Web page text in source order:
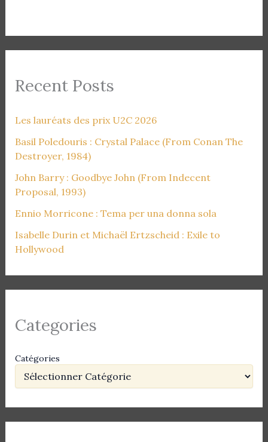
Recent Posts
Les lauréats des prix U2C 2026
Basil Poledouris : Crystal Palace (From Conan The
Destroyer, 1984)
John Barry : Goodbye John (From Indecent
Proposal, 1993)
Ennio Morricone : Tema per una donna sola
Isabelle Durin et Michaël Ertzscheid : Exile to
Hollywood
Categories
Catégories